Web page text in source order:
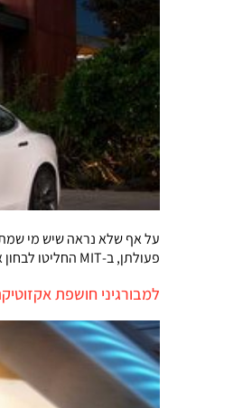
פעולתן, ב-MIT החליטו לבחון את טביעת ה-CO2 שכל אחת מהן תיצור בימי חיה והגיעו למסקנות מאוד מעניינות
למבורגיני חושפת